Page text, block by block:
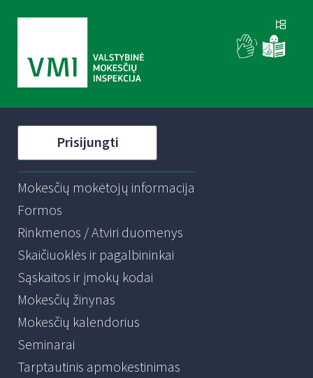
Prisijungti
Mokesčių mokėtojų informacija
Formos
Rinkmenos / Atviri duomenys
Skaičiuoklės ir pagalbininkai
Sąskaitos ir įmokų kodai
Mokesčių žinynas
Mokesčių kalendorius
Seminarai
Tarptautinis apmokestinimas